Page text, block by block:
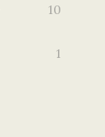
10
1